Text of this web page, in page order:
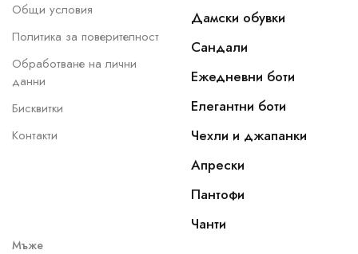
Общи условия
Политика за поверителност
Обработване на лични
данни
Бисквитки
Контакти
Дамски обувки
Сандали
Ежедневни боти
Елегантни боти
Чехли и джапанки
Апрески
Пантофи
Чанти
Мъже